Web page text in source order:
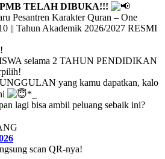
TELAH DIBUKA!!!
Pesantren Karakter Quran – One
|| Tahun Akademik 2026/2027 RESMI
selama 2 TAHUN PENDIDIKAN
yang kamu dapatkan, kalo
*_
lagi bisa ambil peluang sebaik ini?
scan QR-nya!